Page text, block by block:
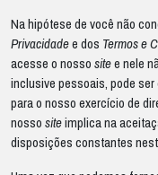
Na hipótese de você não
Privacidadee dos Termos e
acesse o nossositee nele
inclusive pessoais, pode
para o nosso exercício de
nossositeimplica na
disposições constantes